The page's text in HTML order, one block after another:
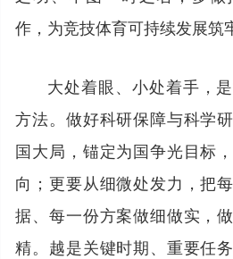
作，为竞技体育可持续发展筑
大处着眼、小处着手，
方法。做好科研保障与科学
国大局，锚定为国争光目标
向；更要从细微处发力，把
据、每一份方案做细做实，
精。越是关键时期、重要任